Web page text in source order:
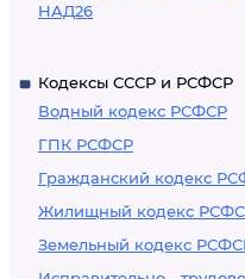
НАД26
Кодексы СССР и РСФСР
Водный кодекс РСФСР
ГПК РСФСР
Гражданский кодекс
Жилищный кодекс
Земельный кодекс